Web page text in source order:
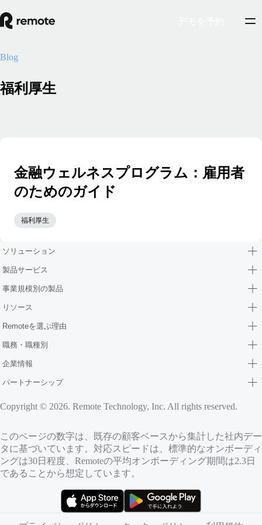
Blog
福利厚生
金融ウェルネスプログラム：雇用者
のためのガイド
福利厚生
ソリューション
製品サービス
事業規模別の製品
リソース
Remoteを選ぶ理由
職務・職種別
企業情報
パートナーシップ
Copyright © 2026. Remote Technology, Inc. All rights reserved.
このページの数字は、既存の顧客ベースから集計した社内デー
タに基づいています。対応スピードは、標準的なオンボーディ
ングは30日程度、Remoteの平均オンボーディング期間は2.3日
であることから想定しています。